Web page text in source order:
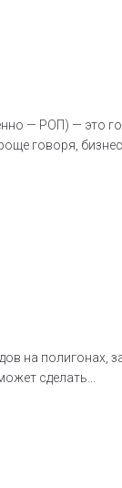
— РОП) — это
говоря,
на полигонах,
сделать...